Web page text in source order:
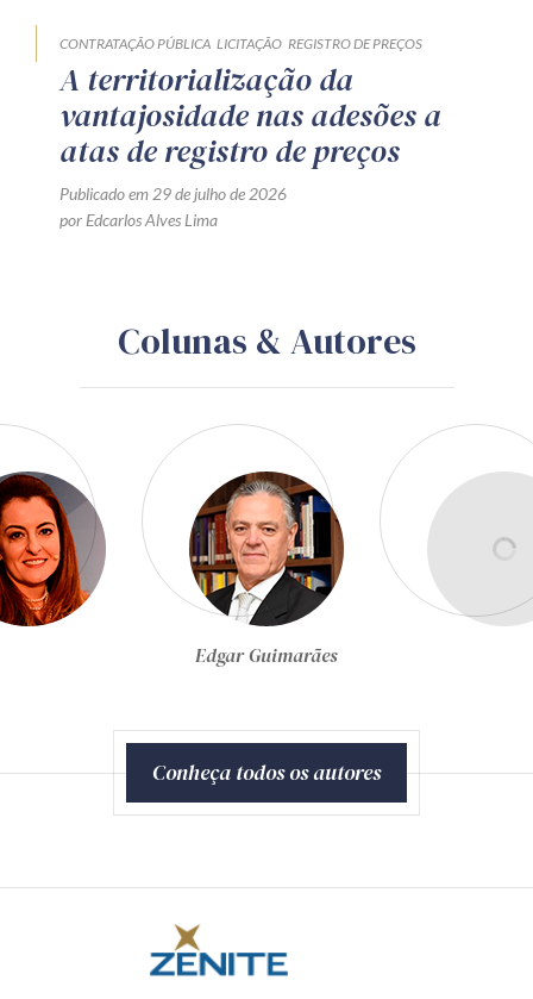
CONTRATAÇÃO PÚBLICA LICITAÇÃO REGISTRO DE PREÇOS
A territorialização da
vantajosidade nas adesões a
atas de registro de preços
Publicado em 29 de julho de 2026
por Edcarlos Alves Lima
Colunas & Autores
Egon Bockmann Moreira
Conheça todos os autores